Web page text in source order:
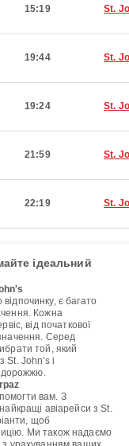
15:19 St.
19:44 St.
19:24 St.
21:59 St.
22:19 St.
ідеальний
є багато
Кожна
від початкової
Серед
той, який
St. John's і
вам. З
авіарейси з St.
щоб
Ми також надаємо